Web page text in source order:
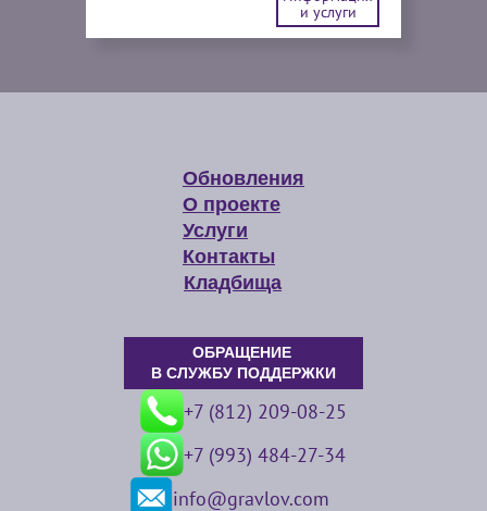
и услуги
Обновления
О проекте
Услуги
Контакты
Кладбища
ОБРАЩЕНИЕ
В СЛУЖБУ ПОДДЕРЖКИ
+7 (812) 209-08-25
+7 (993) 484-27-34
info@gravlov.com